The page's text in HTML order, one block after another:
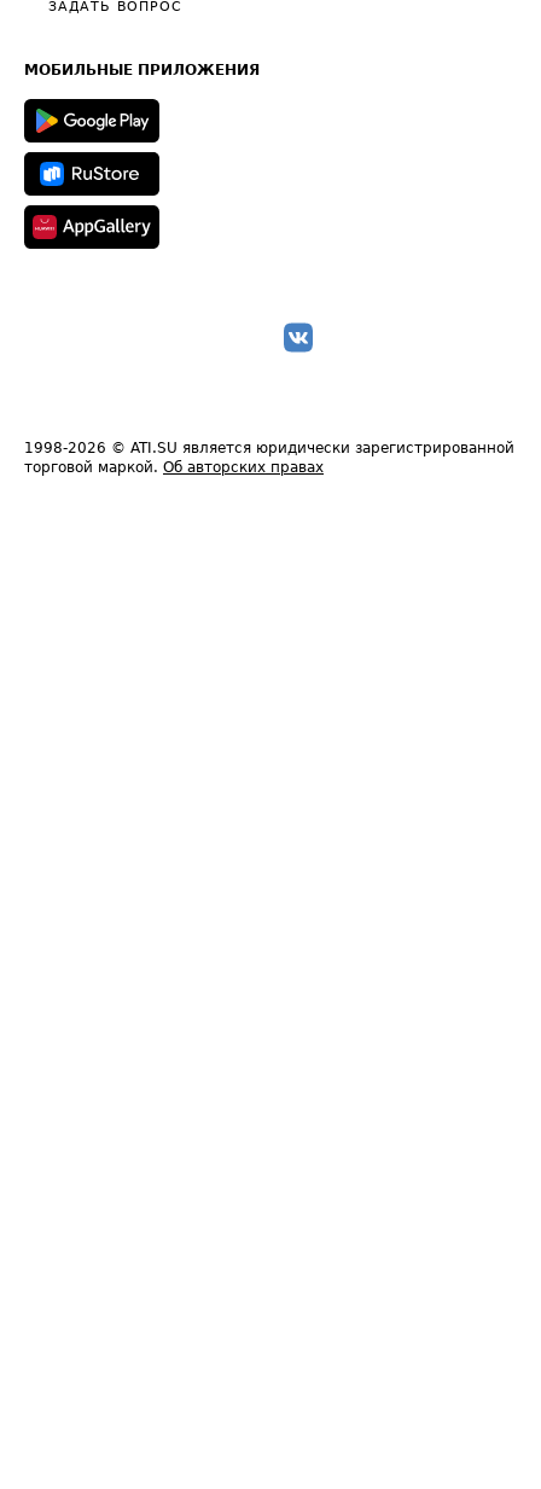
Общие положения
Техническая информация
ЗАДАТЬ ВОПРОС
МОБИЛЬНЫЕ ПРИЛОЖЕНИЯ
1998-2026 © ATI.SU является юридически зарегистрированной
торговой маркой. Об авторских правах